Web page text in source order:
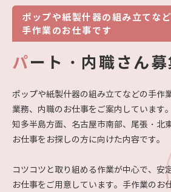
ポップや紙製什器の組み立てなど
手作業のお仕事です
パート・内職さん募
ポップや紙製什器の組み立てなどの手作
業務、内職のお仕事をご案内しています。
知多半島方面、名古屋市南部、尾張・北
お仕事をお探しの方に向けた内容です。
コツコツと取り組める作業が中心で、安
お仕事をご用意しています。手作業のお